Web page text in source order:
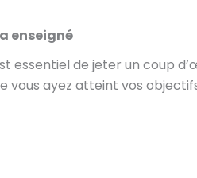
enseigné
essentiel de jeter un coup
vous ayez atteint vos